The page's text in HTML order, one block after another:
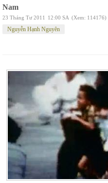
Nam
23 Tháng Tư 2011 12:00 SA (Xem: 114176)
Nguyễn Hạnh Nguyên